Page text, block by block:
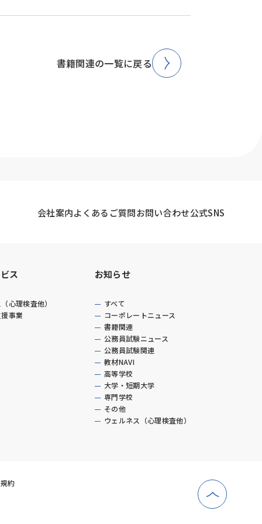
書籍関連の一覧に戻る
会社案内よくあるご質問お問い合わせ公式SNS
ス
心理検査他）
事業
お知らせ
すべて
コーポレートニュース
書籍関連
公務員試験ニュース
公務員試験関連
教材NAVI
高等学校
大学・短期大学
専門学校
その他
ウェルネス（心理検査他）
約